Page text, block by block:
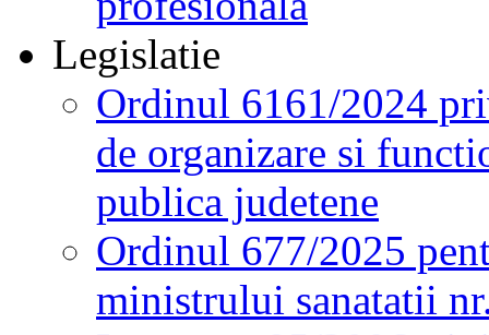
Legislatie
Ordinul 6161/2024
de organizare si
publica judetene
Ordinul 677/2025
ministrului sanatatii